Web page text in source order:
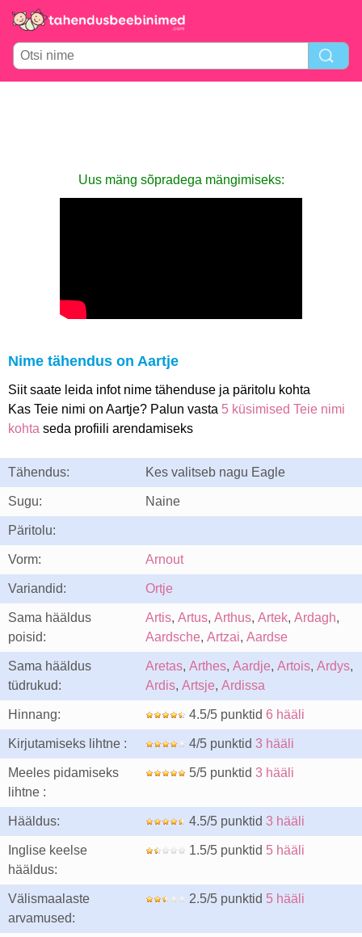
Uus mäng sõpradega mängimiseks:
Nime tähendus on Aartje
Siit saate leida infot nime tähenduse ja päritolu kohta
Kas Teie nimi on Aartje? Palun vasta 5 küsimised Teie nimi
kohta seda profiili arendamiseks
Tähendus: Kes valitseb nagu Eagle
Sugu: Naine
Päritolu:
Vorm: Arnout
Variandid: Ortje
Sama hääldus
poisid:
Artis, Artus, Arthus, Artek, Ardagh,
Aardsche, Artzai, Aardse
Sama hääldus
tüdrukud:
Aretas, Arthes, Aardje, Artois, Ardys,
Ardis, Artsje, Ardissa
Hinnang: 4.5/5 punktid 6 hääli
Kirjutamiseks lihtne : 4/5 punktid 3 hääli
Meeles pidamiseks
lihtne :
5/5 punktid 3 hääli
Hääldus: 4.5/5 punktid 3 hääli
Inglise keelse
hääldus:
1.5/5 punktid 5 hääli
Välismaalaste
arvamused:
2.5/5 punktid 5 hääli